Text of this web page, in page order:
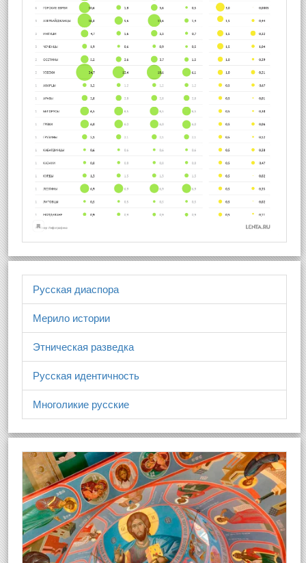
Русская диаспора
Мерило истории
Этническая разведка
Русская идентичность
Многоликие русские